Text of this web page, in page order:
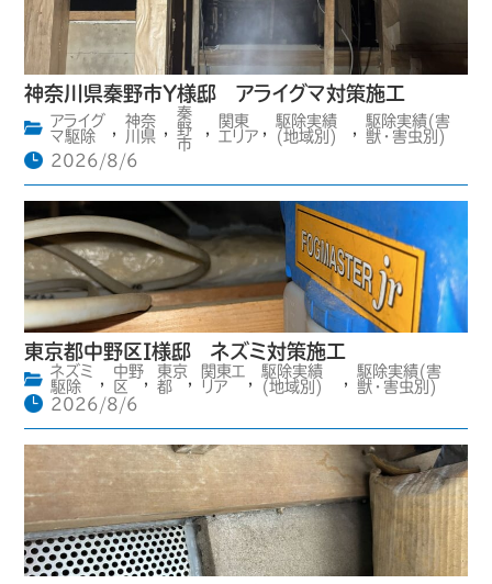
神奈川県秦野市Y様邸 アライグマ対策施工
アライグ
マ駆除
神奈
川県
秦
野
市
関東
エリア
駆除実績
(地域別)
駆除実績(害
獣・害虫別)
2026/8/6
東京都中野区I様邸 ネズミ対策施工
ネズミ
駆除
,
中野
区
,
東京
都
,
関東エ
リア
,
駆除実績
(地域別)
,
駆除実績(害
獣・害虫別)
2026/8/6